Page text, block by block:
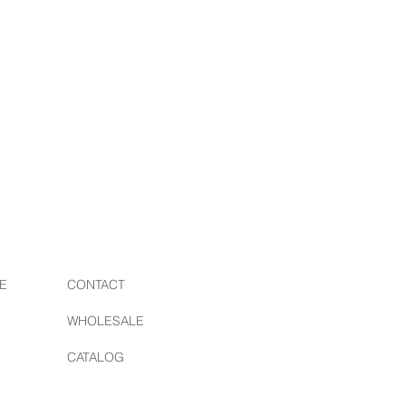
ロダクトを現代に蘇らせるブラン
CONTACT
WHOLESALE
CATALOG